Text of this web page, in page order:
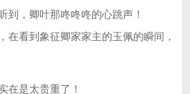
，卿叶那咚咚咚的心跳声！
看到象征卿家家主的玉佩的瞬间，
是太贵重了！